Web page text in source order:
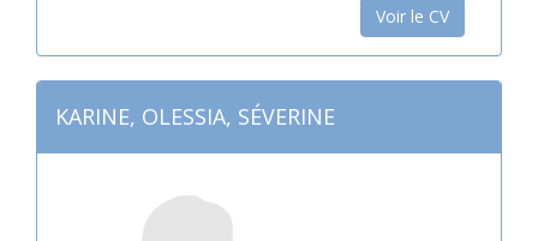
Voir le CV
KARINE, OLESSIA, SÉVERINE